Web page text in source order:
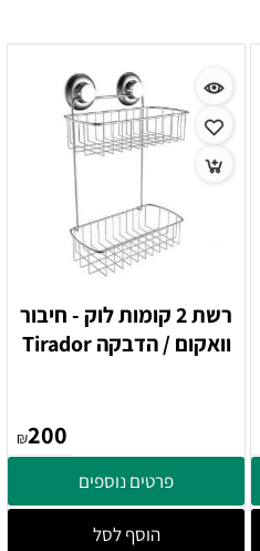
רשת 2 קומות לוק - חיבור
וואקום / הדבקה Tirador
₪200
פרטים נוספים
הוסף לסל